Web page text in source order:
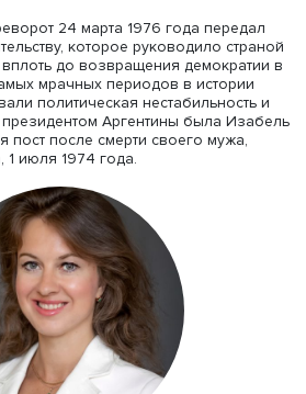
мировой экономики и
блога «Наукозация»
напомните, пожалуйста,
в Аргентине в 1976 году.
которое руководило
— вплоть до возвращения
самых мрачных периодов в
политическая
президентом Аргентины была
пост после смерти своего
1 июля 1974 года.